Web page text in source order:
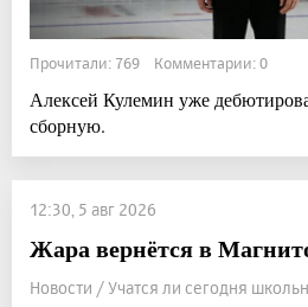
Прочитали: 769 Комментарии: 0
Алексей Кулемин уже
сборную.
12:30, 5 авг 2026
Жара вернётся в
Новости / Учатся ли сегодня